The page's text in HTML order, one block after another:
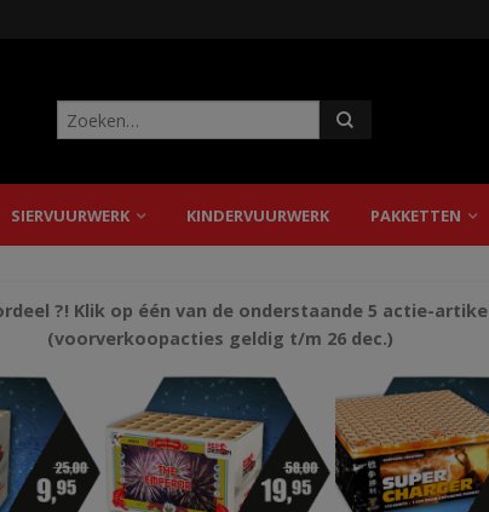
SIERVUURWERK KINDERVUURWERK PAKKETTEN
?! Klik op één van de onderstaande 5 actie-
(voorverkoopacties geldig t/m 26 dec.)